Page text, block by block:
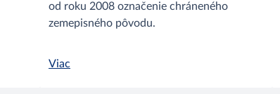
od roku 2008 označenie chráneného
zemepisného pôvodu.
Viac